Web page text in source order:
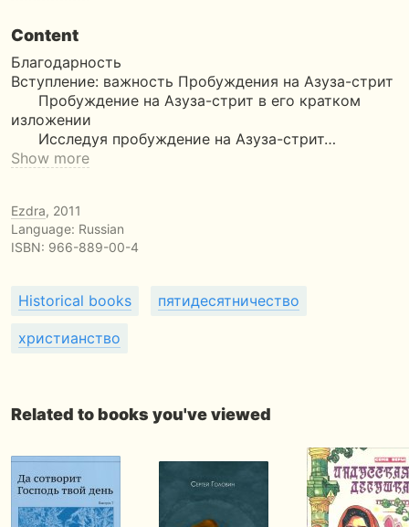
Content
Благодарность
Вступление: важность Пробуждения на Азуза-стрит
Пробуждение на Азуза-стрит в его кратком
изложении
Исследуя пробуждение на Азуза-стрит…
Show more
Ezdra, 2011
Language: Russian
ISBN: 966-889-00-4
Historical books пятидесятничество
христианство
Related to books you've viewed